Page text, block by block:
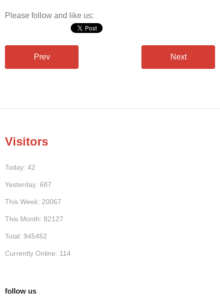
Please follow and like us:
Prev Next
Visitors
Today: 42
Yesterday: 687
This Week: 20067
This Month: 82127
Total: 945452
Currently Online: 114
follow us